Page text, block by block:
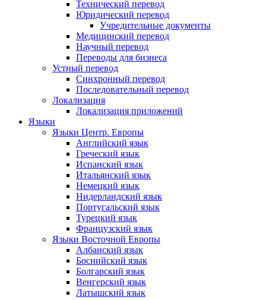
Технический перевод
Юридический перевод
Учредительные документы
Медицинский перевод
Научный перевод
Переводы для бизнеса
Устный перевод
Синхронный перевод
Последовательный перевод
Локализация
Локализация приложений
Языки
Языки Центр. Европы
Английский язык
Греческий язык
Испанский язык
Итальянский язык
Немецкий язык
Нидерландский язык
Португальский язык
Турецкий язык
Французский язык
Языки Восточной Европы
Албанский язык
Боснийский язык
Болгарский язык
Венгерский язык
Латышский язык